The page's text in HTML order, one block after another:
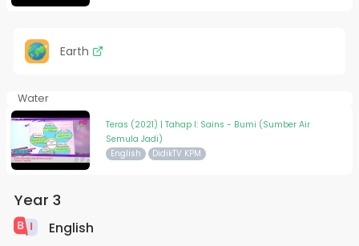
Earth
Water
Teras (2021) | Tahap I: Sains - Bumi (Sumber Air
Semula Jadi)
English DidikTV KPM
Year 3
English